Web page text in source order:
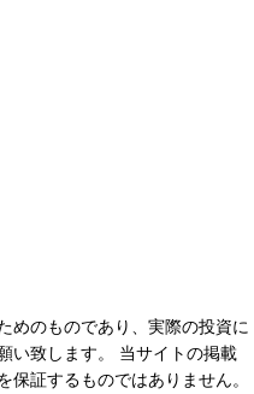
めのものであり、実際の投資に
い致します。 当サイトの掲載
証するものではありません。